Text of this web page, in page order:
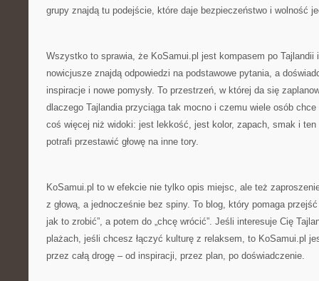
grupy znajdą tu podejście, które daje bezpieczeństwo i wolność
Wszystko to sprawia, że KoSamui.pl jest kompasem po Tajlandii
nowicjusze znajdą odpowiedzi na podstawowe pytania, a
inspiracje i nowe pomysły. To przestrzeń, w której da się
dlaczego Tajlandia przyciąga tak mocno i czemu wiele osób
coś więcej niż widoki: jest lekkość, jest kolor, zapach, smak i
potrafi przestawić głowę na inne tory.
KoSamui.pl to w efekcie nie tylko opis miejsc, ale też
z głową, a jednocześnie bez spiny. To blog, który pomaga przejść
jak to zrobić”, a potem do „chcę wrócić”. Jeśli interesuje Cię
plażach, jeśli chcesz łączyć kulturę z relaksem, to KoSamui.pl
przez całą drogę – od inspiracji, przez plan, po doświadczenie.